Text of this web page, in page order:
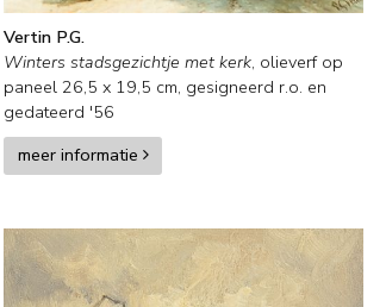
Vertin P.G.
Winters stadsgezichtje met kerk, olieverf op
paneel 26,5 x 19,5 cm, gesigneerd r.o. en
gedateerd '56
meer informatie